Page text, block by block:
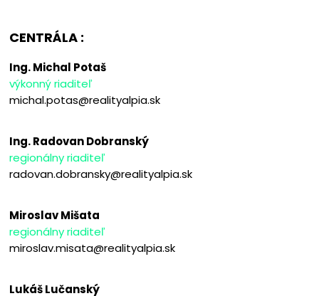
CENTRÁLA :
Ing. Michal Potaš
výkonný riaditeľ
michal.potas@realityalpia.sk
Ing. Radovan Dobranský
regionálny riaditeľ
radovan.dobransky@realityalpia.sk
Miroslav Mišata
regionálny riaditeľ
miroslav.misata@realityalpia.sk
Lukáš Lučanský